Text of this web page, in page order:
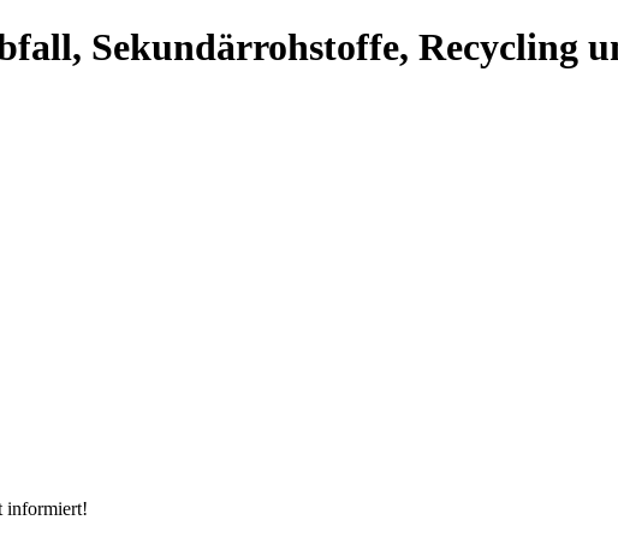
Sekundärrohstoffe, Recycling
informiert!